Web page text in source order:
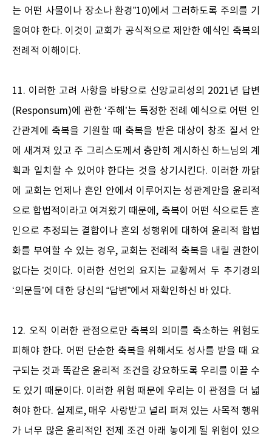
는 어떤 사물이나 장소나 환경”10)에서 그러하도록 주의를 기
울여야 한다. 이것이 교회가 공식적으로 제안한 예식인 축복의
전례적 이해이다.
11. 이러한 고려 사항을 바탕으로 신앙교리성의 2021년 답변
(Responsum)에 관한 ‘주해’는 특정한 전례 예식으로 어떤 인
간관계에 축복을 기원할 때 축복을 받은 대상이 창조 질서 안
에 새겨져 있고 주 그리스도께서 충만히 계시하신 하느님의 계
획과 일치할 수 있어야 한다는 것을 상기시킨다. 이러한 까닭
에 교회는 언제나 혼인 안에서 이루어지는 성관계만을 윤리적
으로 합법적이라고 여겨왔기 때문에, 축복이 어떤 식으로든 혼
인으로 추정되는 결합이나 혼외 성행위에 대하여 윤리적 합법
화를 부여할 수 있는 경우, 교회는 전례적 축복을 내릴 권한이
없다는 것이다. 이러한 선언의 요지는 교황께서 두 추기경의
‘의문들’에 대한 당신의 “답변”에서 재확인하신 바 있다.
12. 오직 이러한 관점으로만 축복의 의미를 축소하는 위험도
피해야 한다. 어떤 단순한 축복을 위해서도 성사를 받을 때 요
구되는 것과 똑같은 윤리적 조건을 강요하도록 우리를 이끌 수
도 있기 때문이다. 이러한 위험 때문에 우리는 이 관점을 더 넓
혀야 한다. 실제로, 매우 사랑받고 널리 퍼져 있는 사목적 행위
가 너무 많은 윤리적인 전제 조건 아래 놓이게 될 위험이 있으